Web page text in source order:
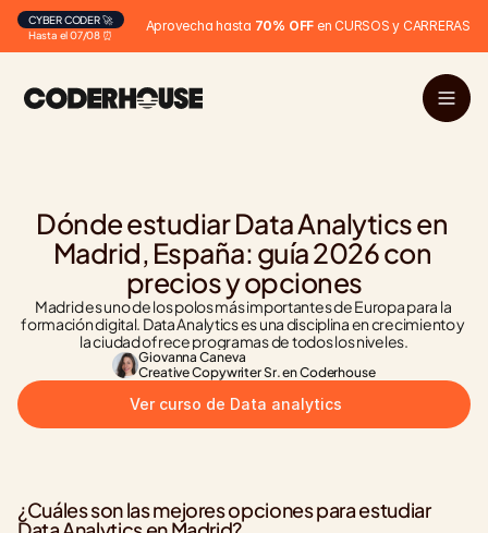
Hasta el 07/08 ⏰
CYBER CODER 🚀 Aprovecha hasta 70% OFF en CURSOS y CARRERAS
Dónde estudiar Data Analytics en
Madrid, España: guía 2026 con
precios y opciones
Madrid es uno de los polos más importantes de Europa para la
formación digital. Data Analytics es una disciplina en crecimiento y
la ciudad ofrece programas de todos los niveles.
Giovanna Caneva
Creative Copywriter Sr. en Coderhouse
Ver curso de Data analytics
¿Cuáles son las mejores opciones para estudiar